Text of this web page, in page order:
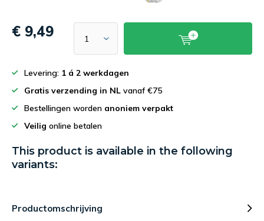
€ 9,49
Levering: 1 á 2 werkdagen
Gratis verzending in NL vanaf €75
Bestellingen worden anoniem verpakt
Veilig online betalen
This product is available in the following
variants:
Productomschrijving